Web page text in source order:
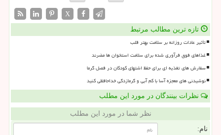
X
تازه ترین مطالب مرتبط
تأثیر عادات روزانه بر سلامت بهتر قلب
غذاهای فوق فرآوری شده برای سلامت استخوان ها مضرند
سفارش های تغذیه ای برای حفظ اشتهای کودکان در فصل گرما
نوشیدنی های معجزه آسا با کم آبی و گرمازدگی خداحافظی کنید
نظرات بینندگان در مورد این مطلب
نظر شما در مورد این مطلب
نام: